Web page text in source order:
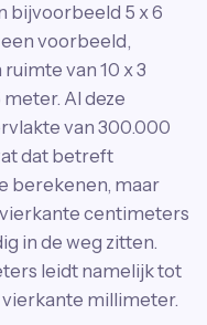
bijvoorbeeld 5 x 6
voorbeeld,
van 10 x 3
Al deze
van 300.000
dat betreft
berekenen, maar
centimeters
in de weg zitten.
leidt namelijk tot
millimeter.